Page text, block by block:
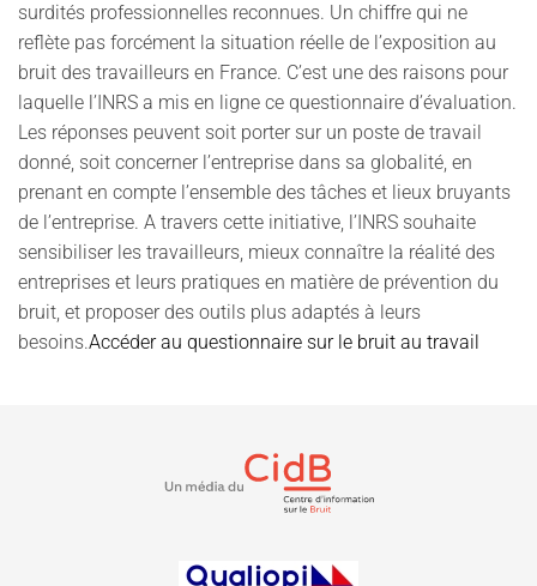
surdités professionnelles reconnues. Un chiffre qui ne
reflète pas forcément la situation réelle de l’exposition au
bruit des travailleurs en France. C’est une des raisons pour
laquelle l’INRS a mis en ligne ce questionnaire d’évaluation.
Les réponses peuvent soit porter sur un poste de travail
donné, soit concerner l’entreprise dans sa globalité, en
prenant en compte l’ensemble des tâches et lieux bruyants
de l’entreprise. A travers cette initiative, l’INRS souhaite
sensibiliser les travailleurs, mieux connaître la réalité des
entreprises et leurs pratiques en matière de prévention du
bruit, et proposer des outils plus adaptés à leurs
besoins.Accéder au questionnaire sur le bruit au travail